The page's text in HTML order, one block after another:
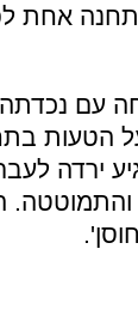
תחנה אחת
עם נכדתה
הטעות
ירדה
והתמוטטה.